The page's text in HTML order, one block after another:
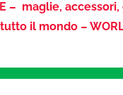
– maglie,
il mondo –